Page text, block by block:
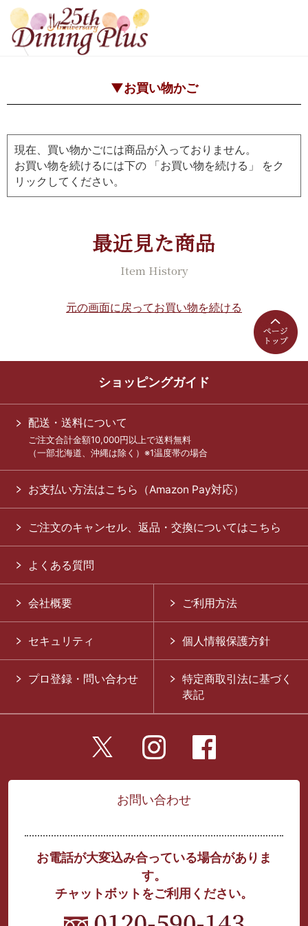
▼お買い物かご
現在、買い物かごには商品が入っておりません。
お買い物を続けるには下の 「お買い物を続ける」 をク
リックしてください。
最近見た商品
Item History
元の画面に戻ってお買い物を続ける
ショッピングガイド
配送・送料について
ご注文合計金額10,000円以上で送料無料
（一部北海道、沖縄は除く）※1温度帯の場合
お支払い方法はこちら（Amazon Pay対応）
ご注文のキャンセル、返品・交換についてはこちら
よくある質問
会社概要 ご利用方法
セキュリティ 個人情報保護方針
プロ登録・問い合わせ
特定商取引法に基づく
表記
お問い合わせ
お電話が大変込み合っている場合がありま
す。
チャットボットをご利用ください。